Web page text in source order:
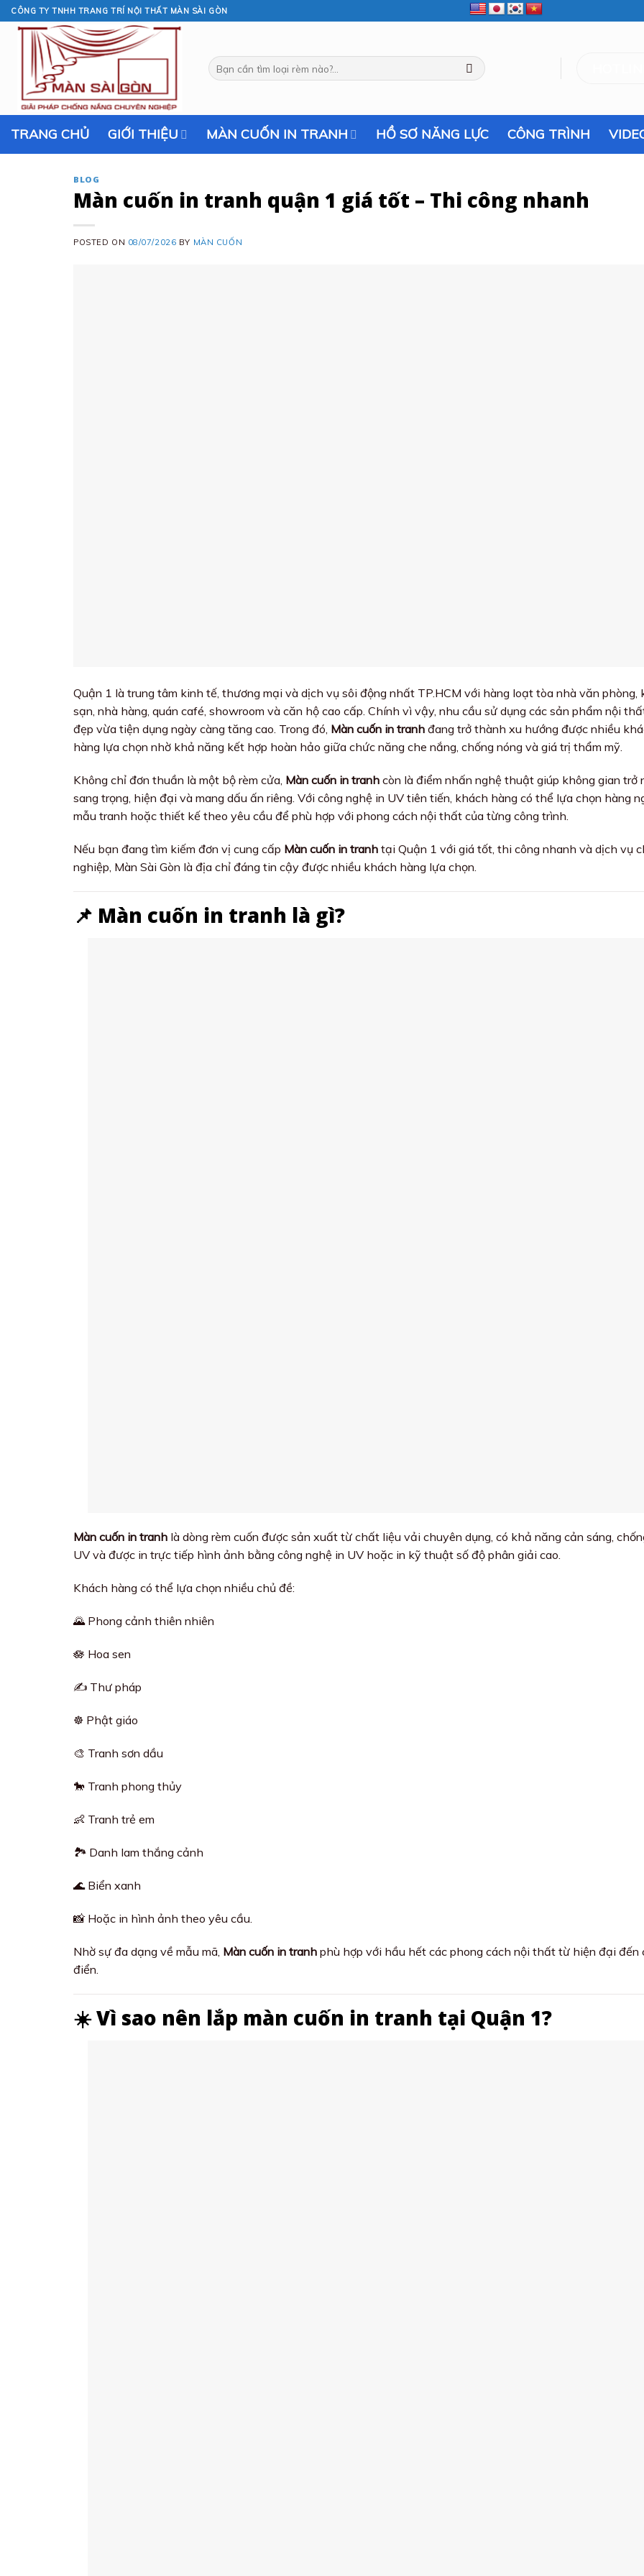
Skip
to
content
CÔNG TY TNHH TRANG TRÍ NỘI THẤT MÀN SÀI GÒN
Tìm
kiếm:
TRANG CHỦ GIỚI THIỆU MÀN CUỐN IN TRANH HỒ SƠ NĂNG LỰC CÔNG TRÌNH
BLOG
Màn cuốn in tranh quận 1 giá tốt – Thi công nhanh
POSTED ON 08/07/2026 BY MÀN CUỐN
Quận 1 là trung tâm kinh tế, thương mại và dịch vụ sôi động nhất TP.HCM với hàng loạt tòa nhà văn phòng,
sạn, nhà hàng, quán café, showroom và căn hộ cao cấp. Chính vì vậy, nhu cầu sử dụng các sản phẩm nội
đẹp vừa tiện dụng ngày càng tăng cao. Trong đó, Màn cuốn in tranh đang trở thành xu hướng được nhiều
hàng lựa chọn nhờ khả năng kết hợp hoàn hảo giữa chức năng che nắng, chống nóng và giá trị thẩm mỹ.
Không chỉ đơn thuần là một bộ rèm cửa, Màn cuốn in tranh còn là điểm nhấn nghệ thuật giúp không gian trở
sang trọng, hiện đại và mang dấu ấn riêng. Với công nghệ in UV tiên tiến, khách hàng có thể lựa chọn hàng
mẫu tranh hoặc thiết kế theo yêu cầu để phù hợp với phong cách nội thất của từng công trình.
Nếu bạn đang tìm kiếm đơn vị cung cấp Màn cuốn in tranh tại Quận 1 với giá tốt, thi công nhanh và dịch vụ
nghiệp, Màn Sài Gòn là địa chỉ đáng tin cậy được nhiều khách hàng lựa chọn.
📌 Màn cuốn in tranh là gì?
Màn cuốn in tranh là dòng rèm cuốn được sản xuất từ chất liệu vải chuyên dụng, có khả năng cản sáng,
UV và được in trực tiếp hình ảnh bằng công nghệ in UV hoặc in kỹ thuật số độ phân giải cao.
Khách hàng có thể lựa chọn nhiều chủ đề:
🌄 Phong cảnh thiên nhiên
🪷 Hoa sen
✍️ Thư pháp
☸️ Phật giáo
🎨 Tranh sơn dầu
🐎 Tranh phong thủy
👶 Tranh trẻ em
🏞️ Danh lam thắng cảnh
🌊 Biển xanh
📸 Hoặc in hình ảnh theo yêu cầu.
Nhờ sự đa dạng về mẫu mã, Màn cuốn in tranh phù hợp với hầu hết các phong cách nội thất từ hiện đại đến
điển.
☀️ Vì sao nên lắp màn cuốn in tranh tại Quận 1?